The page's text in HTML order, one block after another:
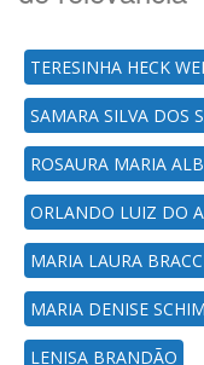
TERESINHA HECK
SAMARA SILVA DOS
ROSAURA MARIA
ORLANDO LUIZ DO
MARIA LAURA
MARIA DENISE
LENISA BRANDÃO